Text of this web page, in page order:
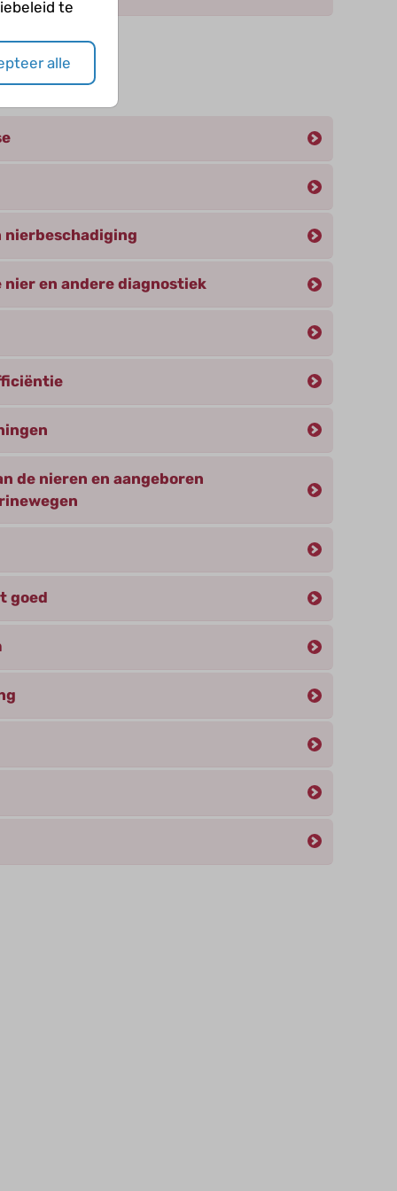
nierbeschadiging
nier en andere diagnostiek
de nieren en aangeboren
goed
te
alle